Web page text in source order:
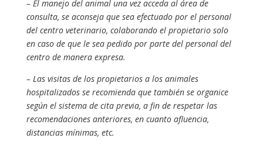
– El manejo del animal una vez acceda al área de
consulta, se aconseja que sea efectuado por el personal
del centro veterinario, colaborando el propietario solo
en caso de que le sea pedido por parte del personal del
centro de manera expresa.
– Las visitas de los propietarios a los animales
hospitalizados se recomienda que también se organice
según el sistema de cita previa, a fin de respetar las
recomendaciones anteriores, en cuanto afluencia,
distancias mínimas, etc.